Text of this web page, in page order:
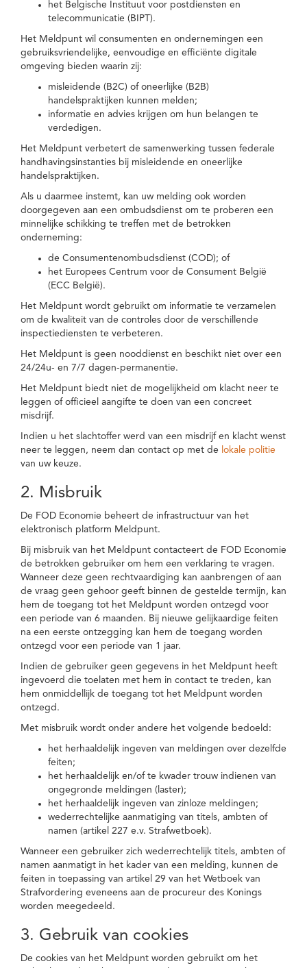
het Belgische Instituut voor postdiensten en
telecommunicatie (BIPT).
Het Meldpunt wil consumenten en ondernemingen een
gebruiksvriendelijke, eenvoudige en efficiënte digitale
omgeving bieden waarin zij:
misleidende (B2C) of oneerlijke (B2B)
handelspraktijken kunnen melden;
informatie en advies krijgen om hun belangen te
verdedigen.
Het Meldpunt verbetert de samenwerking tussen federale
handhavingsinstanties bij misleidende en oneerlijke
handelspraktijken.
Als u daarmee instemt, kan uw melding ook worden
doorgegeven aan een ombudsdienst om te proberen een
minnelijke schikking te treffen met de betrokken
onderneming:
de Consumentenombudsdienst (COD); of
het Europees Centrum voor de Consument België
(ECC België).
Het Meldpunt wordt gebruikt om informatie te verzamelen
om de kwaliteit van de controles door de verschillende
inspectiediensten te verbeteren.
Het Meldpunt is geen nooddienst en beschikt niet over een
24/24u- en 7/7 dagen-permanentie.
Het Meldpunt biedt niet de mogelijkheid om klacht neer te
leggen of officieel aangifte te doen van een concreet
misdrijf.
Indien u het slachtoffer werd van een misdrijf en klacht wenst
neer te leggen, neem dan contact op met de lokale politie
van uw keuze.
2. Misbruik
De FOD Economie beheert de infrastructuur van het
elektronisch platform Meldpunt.
Bij misbruik van het Meldpunt contacteert de FOD Economie
de betrokken gebruiker om hem een verklaring te vragen.
Wanneer deze geen rechtvaardiging kan aanbrengen of aan
de vraag geen gehoor geeft binnen de gestelde termijn, kan
hem de toegang tot het Meldpunt worden ontzegd voor
een periode van 6 maanden. Bij nieuwe gelijkaardige feiten
na een eerste ontzegging kan hem de toegang worden
ontzegd voor een periode van 1 jaar.
Indien de gebruiker geen gegevens in het Meldpunt heeft
ingevoerd die toelaten met hem in contact te treden, kan
hem onmiddellijk de toegang tot het Meldpunt worden
ontzegd.
Met misbruik wordt onder andere het volgende bedoeld:
het herhaaldelijk ingeven van meldingen over dezelfde
feiten;
het herhaaldelijk en/of te kwader trouw indienen van
ongegronde meldingen (laster);
het herhaaldelijk ingeven van zinloze meldingen;
wederrechtelijke aanmatiging van titels, ambten of
namen (artikel 227 e.v. Strafwetboek).
Wanneer een gebruiker zich wederrechtelijk titels, ambten of
namen aanmatigt in het kader van een melding, kunnen de
feiten in toepassing van artikel 29 van het Wetboek van
Strafvordering eveneens aan de procureur des Konings
worden meegedeeld.
3. Gebruik van cookies
De cookies van het Meldpunt worden gebruikt om het